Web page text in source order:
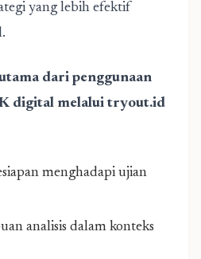
yang lebih efektif
dari penggunaan
digital melalui tryout.id
menghadapi ujian
analisis dalam konteks